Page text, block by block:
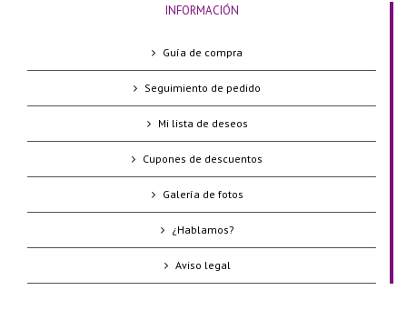
INFORMACIÓN
Guía de compra
Seguimiento de pedido
Mi lista de deseos
Cupones de descuentos
Galería de fotos
¿Hablamos?
Aviso legal